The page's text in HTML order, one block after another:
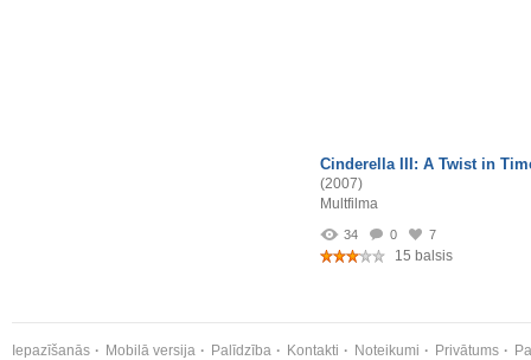
Cinderella III: A Twist in
(2007)
Multfilma
34 0 7
15 balsis
Iepazīšanās Mobilā versija Palīdzība Kontakti Noteikumi Privātums